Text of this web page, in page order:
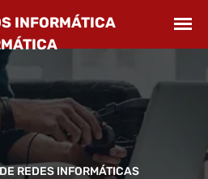
REDES INFORMÁTICAS